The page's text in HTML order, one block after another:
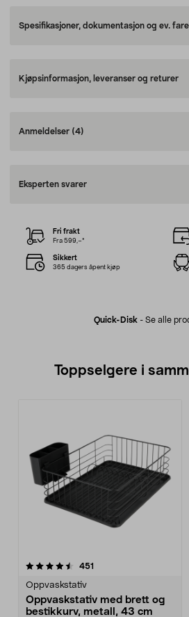
Spesifikasjoner, dokumentasjon og ev.
Kjøpsinformasjon, leveranser og returer
Anmeldelser (4)
Eksperten svarer
Quick-Disk- Se alle
Fri frakt
Fra 599,–*
Sikkert
365 dagers åpent kjøp
Toppselgere i
451
Oppvaskstativ
Oppvaskstativ med brett og
bestikkurv, metall, 43 cm
4.5 av 5 stjerner